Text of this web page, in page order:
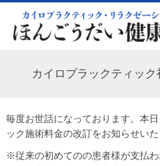
カイロプラックティッ
毎度お世話になっております。本
ック施術料金の改訂をお知らせいた
※従来の初めてのの患者様が支払